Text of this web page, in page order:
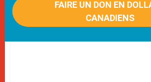
FAIRE UN DON EN
CANADIENS